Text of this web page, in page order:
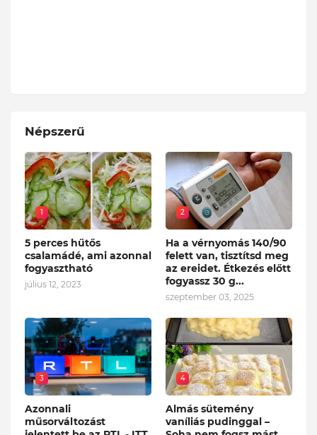
Népszerű
1
5 perces hűtős
csalamádé, ami azonnal
fogyasztható
július 12, 2023
2
Ha a vérnyomás 140/90
felett van, tisztítsd meg
az ereidet. Étkezés előtt
fogyassz 30 g...
szeptember 03, 2025
3
Azonnali
műsorváltozást
4
Almás sütemény
vaníliás pudinggal –